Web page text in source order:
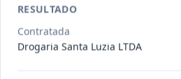
Situação: Vigente
RESULTADO
Contratada
Drogaria Santa Luzia LTDA